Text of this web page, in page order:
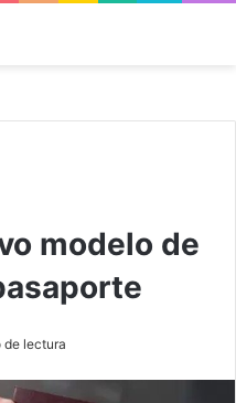
modelo de
de lectura